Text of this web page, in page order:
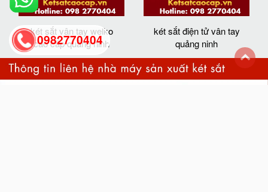
két sắt vân tay welko
cao cấp quảng ninh
két sắt điện tử vân tay
quảng ninh
0982770404
back